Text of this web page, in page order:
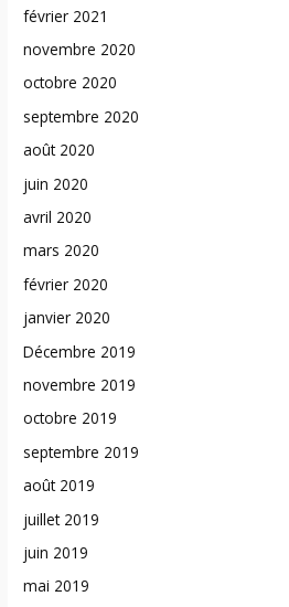
février 2021
novembre 2020
octobre 2020
septembre 2020
août 2020
juin 2020
avril 2020
mars 2020
février 2020
janvier 2020
Décembre 2019
novembre 2019
octobre 2019
septembre 2019
août 2019
juillet 2019
juin 2019
mai 2019